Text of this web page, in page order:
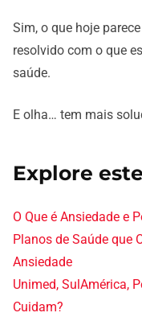
Sim, o que hoje
resolvido com o que
saúde.
E olha… tem mais
Explore
O Que é Ansiedade e
Planos de Saúde que
Ansiedade
Unimed, SulAmérica,
Cuidam?